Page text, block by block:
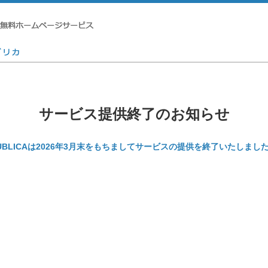
サービス提供終了のお知らせ
は2026年3月末をもちましてサービスの提供を終了いたしまし